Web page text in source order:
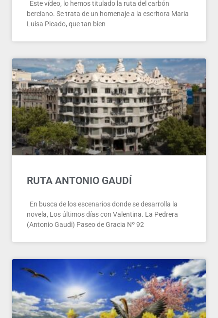
Este vídeo, lo hemos titulado la ruta del carbón
berciano. Se trata de un homenaje a la escritora Maria
Luisa Picado, que tan bien
RUTA ANTONIO GAUDÍ
En busca de los escenarios donde se desarrolla la
novela, Los últimos días con Valentina. La Pedrera
(Antonio Gaudi) Paseo de Gracia Nº 92